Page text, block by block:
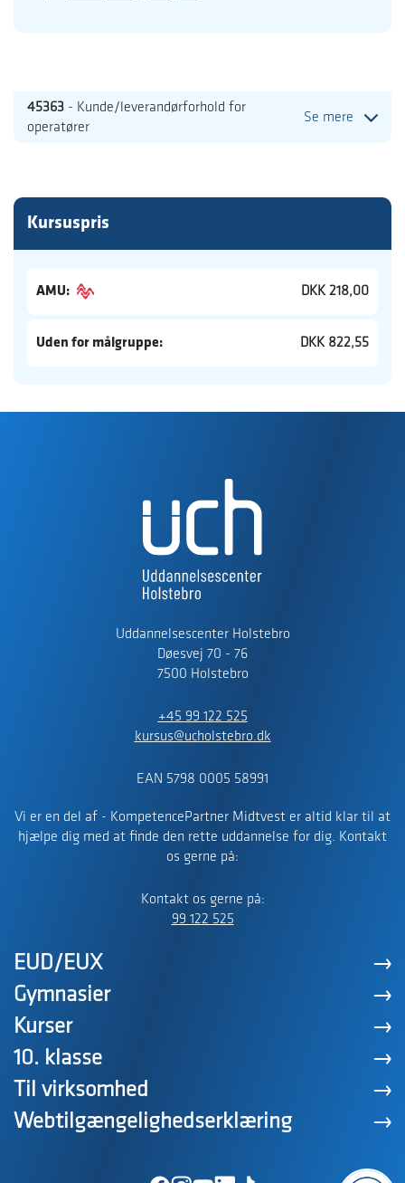
45363 - Kunde/leverandørforhold for
operatører
Se mere
Kursuspris
AMU: DKK 218,00
Uden for målgruppe: DKK 822,55
Uddannelsescenter Holstebro
Døesvej 70 - 76
7500 Holstebro
+45 99 122 525
kursus@ucholstebro.dk
EAN 5798 0005 58991
Vi er en del af - KompetencePartner Midtvest er altid klar til at
hjælpe dig med at finde den rette uddannelse for dig. Kontakt
os gerne på:
Kontakt os gerne på:
99 122 525
EUD/EUX
Gymnasier
Kurser
10. klasse
Til virksomhed
Webtilgængelighedserklæring